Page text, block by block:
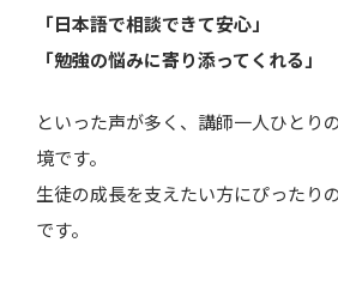
「日本語で相談できて安心」
「勉強の悩みに寄り添ってくれる」
といった声が多く、講師一人ひとり
境です。
生徒の成長を支えたい方にぴったり
です。